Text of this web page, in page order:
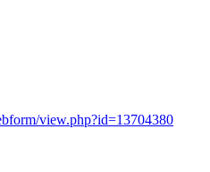
view.php?id=13704380